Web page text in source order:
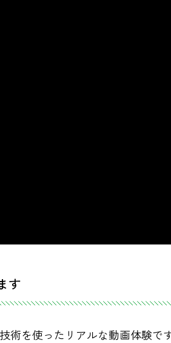
す
術を使ったリアルな動画体験です